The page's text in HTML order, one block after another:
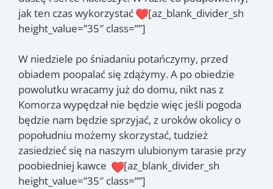
jak ten czas wykorzystać
[az_blank_divider_sh
height_value=”35″ class=””]
W niedziele po śniadaniu potańczymy, przed
obiadem poopalać się zdążymy. A po obiedzie
powolutku wracamy już do domu, nikt nas z
Komorza wypędzał nie będzie więc jeśli pogoda
będzie nam będzie sprzyjać, z uroków okolicy o
popołudniu możemy skorzystać, tudzież
zasiedzieć się na naszym ulubionym tarasie przy
poobiedniej kawce
[az_blank_divider_sh
height_value=”35″ class=””]